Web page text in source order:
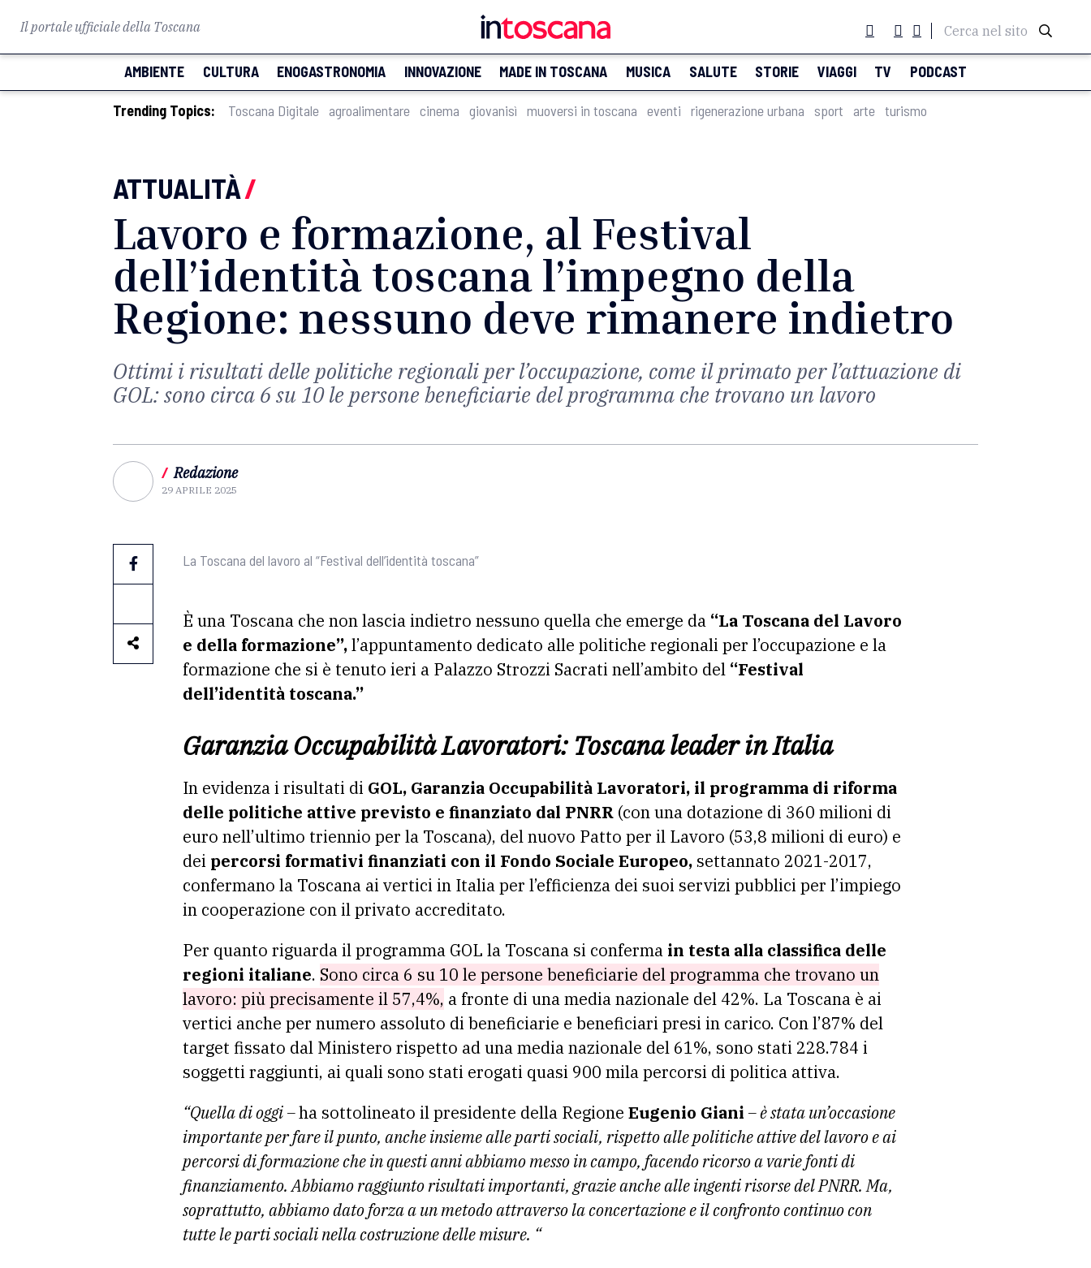
Il portale ufficiale della Toscana Cerca nel sito
AMBIENTE CULTURA ENOGASTRONOMIA INNOVAZIONE MADE IN TOSCANA MUSICA SALUTE STORIE VIAGGI TV PODCAST
Trending Topics: Toscana Digitale agroalimentare cinema giovanisì muoversi in toscana eventi rigenerazione urbana sport arte turismo
ATTUALITÀ/
Lavoro e formazione, al Festival
dell’identità toscana l’impegno della
Regione: nessuno deve rimanere indietro
Ottimi i risultati delle politiche regionali per l’occupazione, come il primato per l’attuazione di
GOL: sono circa 6 su 10 le persone beneficiarie del programma che trovano un lavoro
/ Redazione
29 APRILE 2025
La Toscana del lavoro al “Festival dell’identità toscana”
È una Toscana che non lascia indietro nessuno quella che emerge da “La Toscana del Lavoro
e della formazione”,l’appuntamento dedicato alle politiche regionali per l’occupazione e la
formazione che si è tenuto ieri a Palazzo Strozzi Sacrati nell’ambito del “Festival
dell’identità toscana.”
Garanzia Occupabilità Lavoratori: Toscana leader in Italia
In evidenza i risultati di GOL, Garanzia Occupabilità Lavoratori, il programma di riforma
delle politiche attive previsto e finanziato dal PNRR (con una dotazione di 360 milioni di
euro nell’ultimo triennio per la Toscana), del nuovo Patto per il Lavoro (53,8 milioni di euro) e
dei percorsi formativi finanziati con il Fondo Sociale Europeo, settannato 2021-2017,
confermano la Toscana ai vertici in Italia per l’efficienza dei suoi servizi pubblici per l’impiego
in cooperazione con il privato accreditato.
Per quanto riguarda il programma GOL la Toscana si conferma in testa alla classifica delle
regioni italiane. Sono circa 6 su 10 le persone beneficiarie del programma che trovano un
lavoro: più precisamente il 57,4%, a fronte di una media nazionale del 42%. La Toscana è ai
vertici anche per numero assoluto di beneficiarie e beneficiari presi in carico. Con l’87% del
target fissato dal Ministero rispetto ad una media nazionale del 61%, sono stati 228.784 i
soggetti raggiunti, ai quali sono stati erogati quasi 900 mila percorsi di politica attiva.
“Quella di oggi –ha sottolineato il presidente della Regione Eugenio Giani – è stata un’occasione
importante per fare il punto, anche insieme alle parti sociali, rispetto alle politiche attive del lavoro e ai
percorsi di formazione che in questi anni abbiamo messo in campo, facendo ricorso a varie fonti di
finanziamento. Abbiamo raggiunto risultati importanti, grazie anche alle ingenti risorse del PNRR. Ma,
soprattutto, abbiamo dato forza a un metodo attraverso la concertazione e il confronto continuo con
tutte le parti sociali nella costruzione delle misure. “